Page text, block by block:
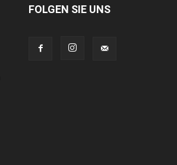
FOLGEN SIE UNS